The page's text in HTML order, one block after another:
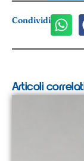
Condividi
Articoli